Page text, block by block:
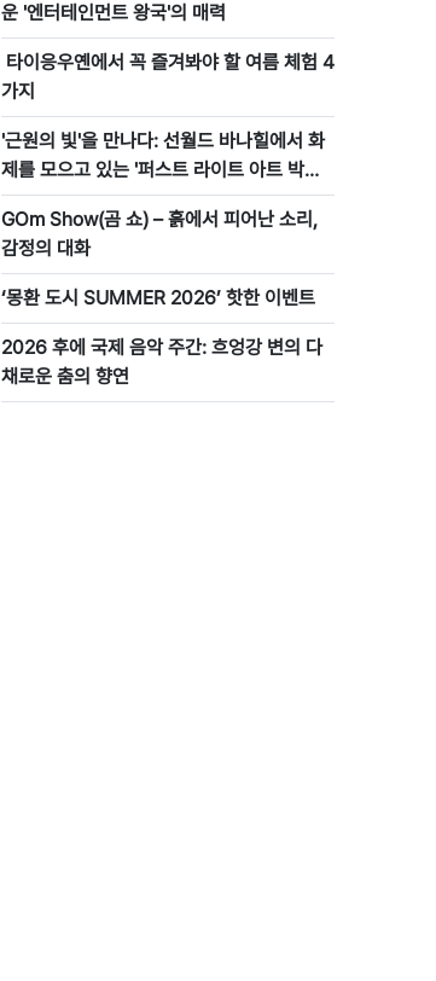
운 '엔터테인먼트 왕국'의 매력
타이응우옌에서 꼭 즐겨봐야 할 여름 체험 4
가지
'근원의 빛'을 만나다: 선월드 바나힐에서 화
제를 모으고 있는 '퍼스트 라이트 아트 박물
관’
GOm Show(곰 쇼) – 흙에서 피어난 소리,
감정의 대화
‘몽환 도시 SUMMER 2026’ 핫한 이벤트
2026 후에 국제 음악 주간: 흐엉강 변의 다
채로운 춤의 향연